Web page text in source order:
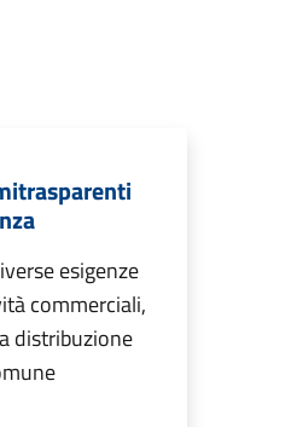
esigenze
commerciali,
distribuzione